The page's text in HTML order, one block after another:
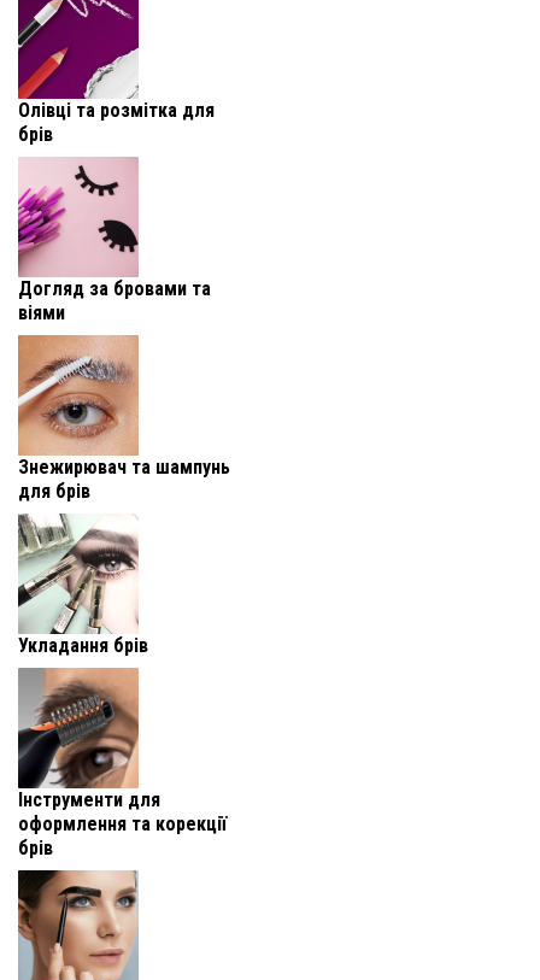
Олівці та розмітка для
брів
Догляд за бровами та
віями
Знежирювач та шампунь
для брів
Укладання брів
Інструменти для
оформлення та корекції
брів